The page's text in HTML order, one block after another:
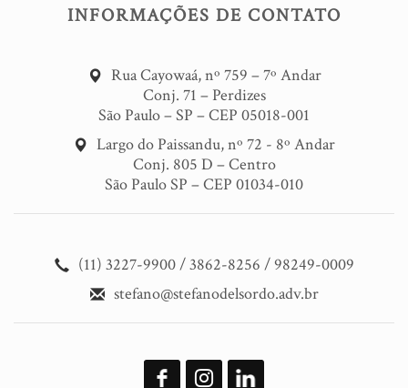
INFORMAÇÕES DE CONTATO
Rua Cayowaá, nº 759 – 7º Andar
Conj. 71 – Perdizes
São Paulo – SP – CEP 05018-001
Largo do Paissandu, nº 72 - 8º Andar
Conj. 805 D – Centro
São Paulo SP – CEP 01034-010
(11) 3227-9900 / 3862-8256 / 98249-0009
stefano@stefanodelsordo.adv.br